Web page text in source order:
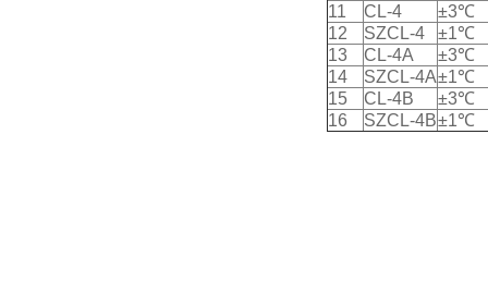
11
CL-4
±3℃
12
SZCL-4
±1℃
13
CL-4A
±3℃
14
SZCL-4A±1℃
15
CL-4B
±3℃
16
SZCL-4B±1℃